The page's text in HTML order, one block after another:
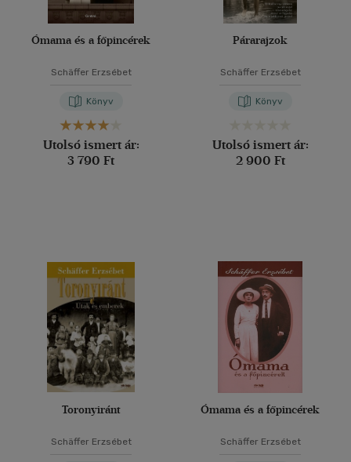
Ómama és a főpincérek
Schäffer Erzsébet
Könyv
Utolsó ismert ár:
3 790 Ft
Párarajzok
Schäffer Erzsébet
Könyv
Utolsó ismert ár:
2 900 Ft
Toronyiránt
Schäffer Erzsébet
Ómama és a főpincérek
Schäffer Erzsébet